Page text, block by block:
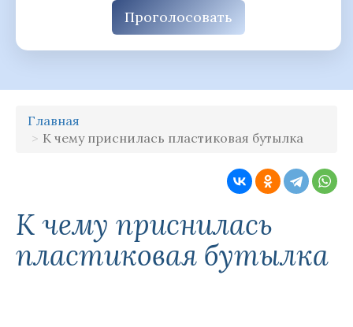
Проголосовать
Главная
К чему приснилась пластиковая бутылка
К чему приснилась
пластиковая бутылка